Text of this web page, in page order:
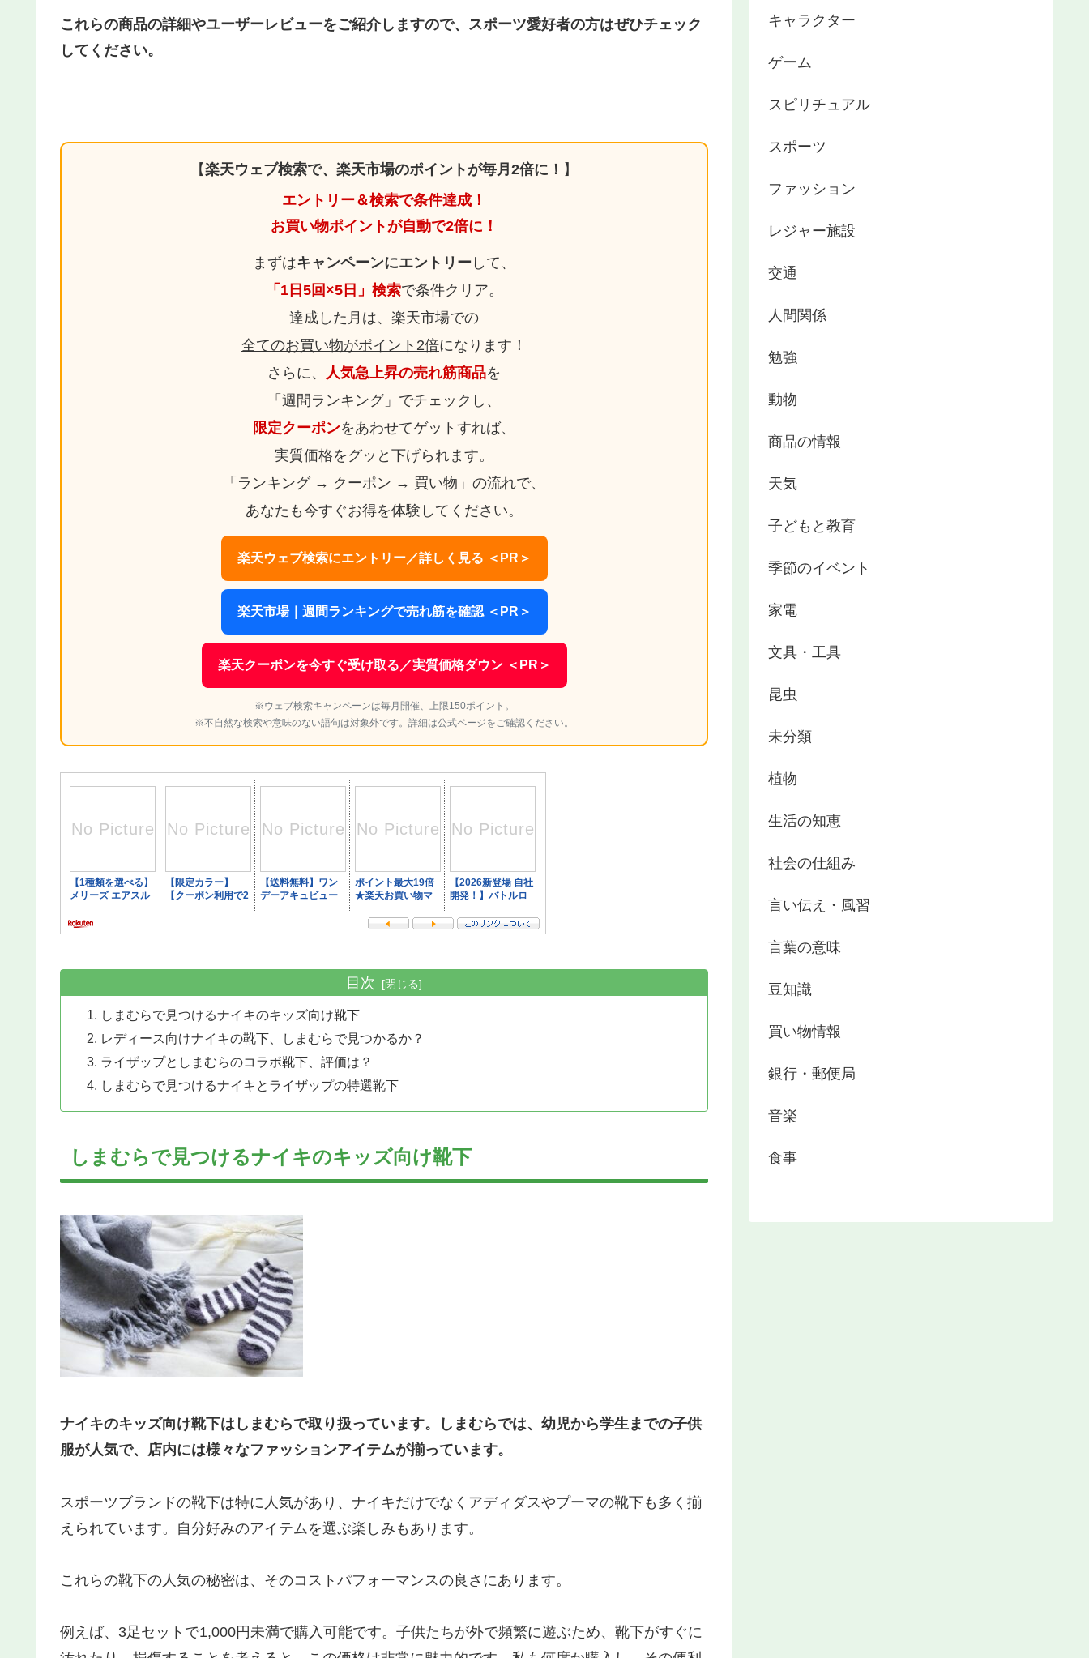
これらの商品の詳細やユーザーレビューをご紹介しますので、スポーツ愛好者の方はぜひチェック
してください。
【楽天ウェブ検索で、楽天市場のポイントが毎月2倍に！ 】
エントリー＆検索で条件達成！
お買い物ポイントが自動で2倍に！
まずはキャンペーンにエントリー して、
「1日5回×5日」検索で条件クリア。
達成した月は、楽天市場での
全てのお買い物がポイント2倍になります！
さらに、
人気急上昇の売れ筋商品を
「週間ランキング」でチェックし、
限定クーポンをあわせてゲットすれば、
実質価格をグッと下げられます。
「ランキング → クーポン → 買い物」の流れで、
あなたも今すぐお得を体験してください。
楽天ウェブ検索にエントリー／詳しく見る ＜PR＞
楽天市場｜週間ランキングで売れ筋を確認 ＜PR＞
楽天クーポンを今すぐ受け取る／実質価格ダウン ＜PR＞
※ウェブ検索キャンペーンは毎月開催、上限150ポイント。
※不自然な検索や意味のない語句は対象外です。詳細は公式ページをご確認ください。
目次
しまむらで見つけるナイキのキッズ向け靴下
レディース向けナイキの靴下、しまむらで見つかるか？
ライザップとしまむらのコラボ靴下、評価は？
しまむらで見つけるナイキとライザップの特選靴下
しまむらで見つけるナイキのキッズ向け靴下
ナイキのキッズ向け靴下はしまむらで取り扱っています。しまむらでは、幼児から学生までの子供
服が人気で、店内には様々なファッションアイテムが揃っています。
スポーツブランドの靴下は特に人気があり、ナイキだけでなくアディダスやプーマの靴下も多く揃
えられています。自分好みのアイテムを選ぶ楽しみもあります。
これらの靴下の人気の秘密は、そのコストパフォーマンスの良さにあります。
例えば、3足セットで1,000円未満で購入可能です。子供たちが外で頻繁に遊ぶため、靴下がすぐに
キャラクター
ゲーム
スピリチュアル
スポーツ
ファッション
レジャー施設
交通
人間関係
勉強
動物
商品の情報
天気
子どもと教育
季節のイベント
家電
文具・工具
昆虫
未分類
植物
生活の知恵
社会の仕組み
言い伝え・風習
言葉の意味
豆知識
買い物情報
銀行・郵便局
音楽
食事